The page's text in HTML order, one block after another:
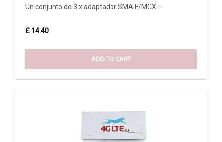
Un conjunto de 3 x adaptador SMA F/MCX...
£ 14.40
ADD TO CART